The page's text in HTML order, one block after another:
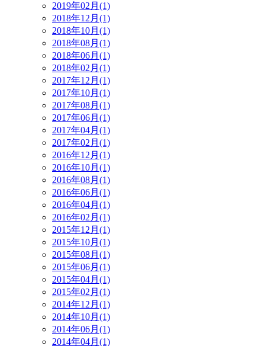
2019年02月(1)
2018年12月(1)
2018年10月(1)
2018年08月(1)
2018年06月(1)
2018年02月(1)
2017年12月(1)
2017年10月(1)
2017年08月(1)
2017年06月(1)
2017年04月(1)
2017年02月(1)
2016年12月(1)
2016年10月(1)
2016年08月(1)
2016年06月(1)
2016年04月(1)
2016年02月(1)
2015年12月(1)
2015年10月(1)
2015年08月(1)
2015年06月(1)
2015年04月(1)
2015年02月(1)
2014年12月(1)
2014年10月(1)
2014年06月(1)
2014年04月(1)